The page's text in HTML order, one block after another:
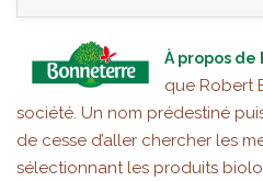
À propos
que Robert
société. Un nom prédestiné
de cesse d’aller chercher les
sélectionnant les produits